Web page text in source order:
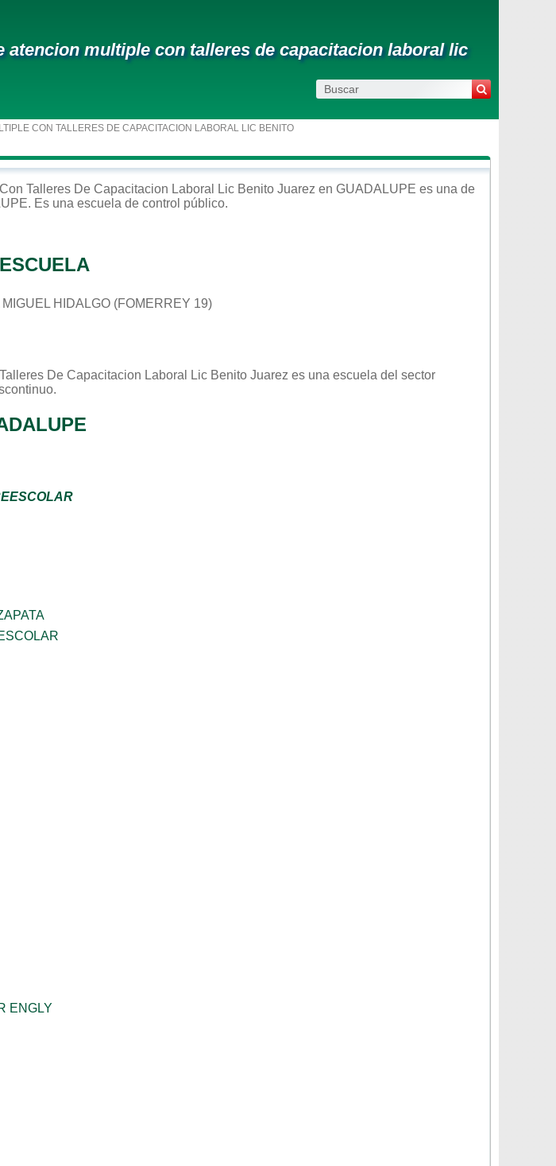
atencion multiple con talleres de capacitacion laboral lic
CON TALLERES DE CAPACITACION LABORAL LIC BENITO
Talleres De Capacitacion Laboral Lic Benito Juarez en GUADALUPE es una de
. Es una escuela de control público.
HIDALGO (FOMERREY 19)
De Capacitacion Laboral Lic Benito Juarez es una escuela del sector
.
ENGLY